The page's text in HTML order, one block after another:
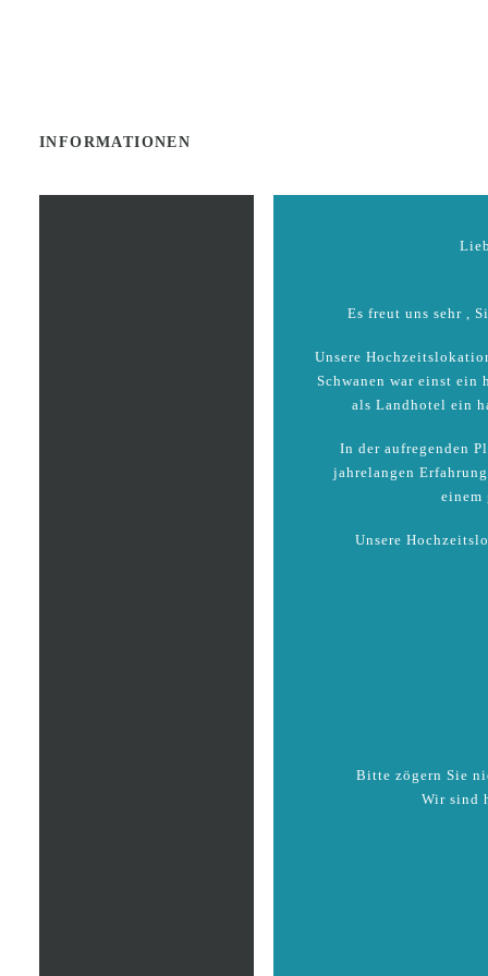
INFORMATIONEN
Es freut uns sehr ,
Unsere
Schwanen war einst ein
als Landhotel ein
In der aufregenden
jahrelangen
einem
Unsere
Bitte zögern Sie
Wir sind